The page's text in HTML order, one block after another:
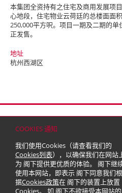
COOKIES 通知
我们使用Cookies（请查看我们的
Cookies列表），以确保我们在网站
为 阁下提供更优质的体验。 阁下继
使用本网站，即表示 阁下同意我们根
据Cookies政策在 阁下的装置上放置
Cookies。 如 阁下不欲接受本网站的
本集团全资持有之住宅及商用发展项
心地段，住宅物业云荷廷的总楼面面
250,000平方呎。项目一期及二期的
正发售。
地址
杭州西湖区
© 2026 嘉里建设有限公司 (于百慕达注册成立